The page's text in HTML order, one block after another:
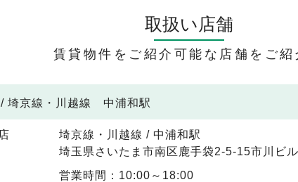
取扱い店舗
賃貸物件をご紹介可能な店舗をご紹
/ 埼京線・川越線 中浦和駅
埼京線・川越線 / 中浦和駅
埼玉県さいたま市南区鹿手袋2-5-15市川ビ
営業時間：10:00～18:00